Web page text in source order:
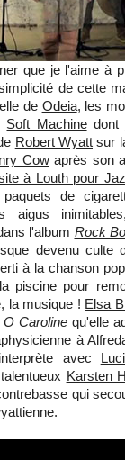
que je l'aime à
de cette
de Odeia, les
Soft Machinedont
Robert Wyatt sur
Cowaprès son
à Louth pour
de
aigus
l'album Rock
devenu culte
à la chanson
piscine pour
la musique ! Elsa
O Caroline qu'elle
à
avec
Karsten
qui